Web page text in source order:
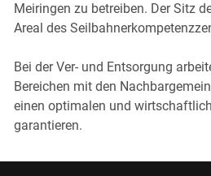
Meiringen zu betreiben. Der Sitz
Areal des
Bei der Ver- und Entsorgung
Bereichen mit den
einen optimalen und
garantieren.